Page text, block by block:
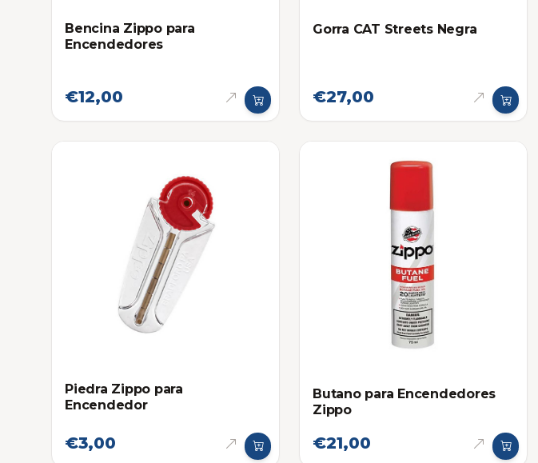
Bencina Zippo para
Encendedores
€12,00
Gorra CAT Streets Negra
€27,00
Piedra Zippo para
Encendedor
€3,00
Butano para Encendedores
Zippo
€21,00